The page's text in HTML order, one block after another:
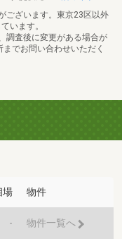
ございます。東京23区以外
います。
調査後に変更がある場合が
でお問い合わせいただく
場 物件
- 物件一覧へ